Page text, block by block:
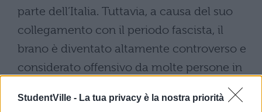
StudentVille - La tua privacy è la nostra priorità
parte dell’Italia. Tuttavia, a causa del suo
collegamento con il periodo fascista, il
brano è diventato altamente controverso e
considerato offensivo da molte persone in
quanto usato come inno fascista durante il
regime di Benito Mussolini. Ecco spiegato il